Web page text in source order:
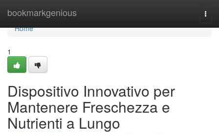
bookmarkgenious
Home
Home
1
Dispositivo Innovativo per
Mantenere Freschezza e
Nutrienti a Lungo